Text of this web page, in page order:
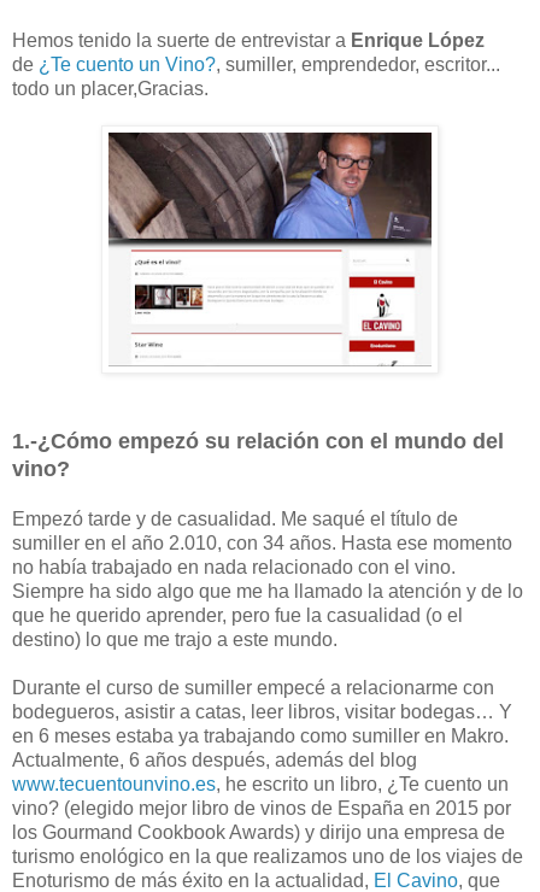
Hemos tenido la suerte de entrevistar a Enrique López
de ¿Te cuento un Vino?, sumiller, emprendedor, escritor...
todo un placer,Gracias.
1.-¿Cómo empezó su relación con el mundo del
vino?
Empezó tarde y de casualidad. Me saqué el título de
sumiller en el año 2.010, con 34 años. Hasta ese momento
no había trabajado en nada relacionado con el vino.
Siempre ha sido algo que me ha llamado la atención y de lo
que he querido aprender, pero fue la casualidad (o el
destino) lo que me trajo a este mundo.
Durante el curso de sumiller empecé a relacionarme con
bodegueros, asistir a catas, leer libros, visitar bodegas… Y
en 6 meses estaba ya trabajando como sumiller en Makro.
Actualmente, 6 años después, además del blog
www.tecuentounvino.es, he escrito un libro, ¿Te cuento un
vino? (elegido mejor libro de vinos de España en 2015 por
los Gourmand Cookbook Awards) y dirijo una empresa de
turismo enológico en la que realizamos uno de los viajes de
Enoturismo de más éxito en la actualidad, El Cavino, que